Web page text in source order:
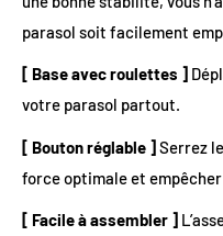
parasol soit facilement
[ Base avec roulettes ]
votre parasol partout.
[ Bouton réglable ]Serrez
force optimale et
[ Facile à assembler ]